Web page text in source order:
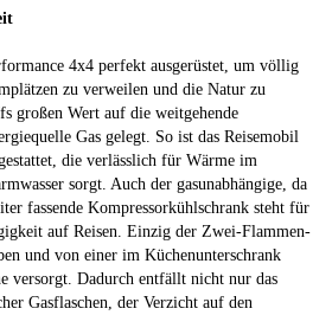
4x4 perfekt ausgerüstet, um völlig
zu verweilen und die Natur zu
großen Wert auf die weitgehende
Gas gelegt. So ist das Reisemobil
die verlässlich für Wärme im
sorgt. Auch der gasunabhängige, da
fassende Kompressorkühlschrank steht für
auf Reisen. Einzig der Zwei-Flammen-
und von einer im Küchenunterschrank
versorgt. Dadurch entfällt nicht nur das
Gasflaschen, der Verzicht auf den